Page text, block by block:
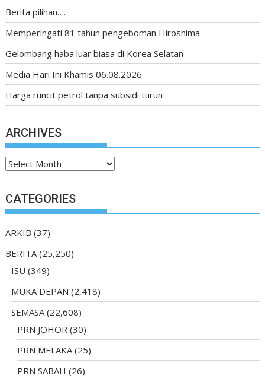
Berita pilihan….
Memperingati 81 tahun pengeboman Hiroshima
Gelombang haba luar biasa di Korea Selatan
Media Hari Ini Khamis 06.08.2026
Harga runcit petrol tanpa subsidi turun
ARCHIVES
Archives
CATEGORIES
ARKIB (37)
BERITA (25,250)
ISU (349)
MUKA DEPAN (2,418)
SEMASA (22,608)
PRN JOHOR (30)
PRN MELAKA (25)
PRN SABAH (26)